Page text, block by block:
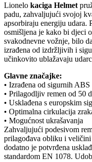
Lionelo kaciga Helmet
padu, zahvaljujući svojoj
apsorbiraju energiju
osmišljena je kako bi djeci
svakodnevne vožnje, bilo
izrađena od izdržljivih i
učinkovito ublažavaju
Glavne značajke:
• Izrađena od sigurnih
• Prilagodljiv remen od 50
• Usklađena s europskim
• Optimalna cirkulacija
• Mogućnost ukrašavanja
Zahvaljujući podesivom
prilagođava obliku i
dodatno je potvrđena
standardom EN 1078.